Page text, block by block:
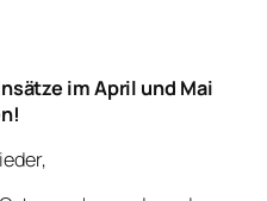
im April und Mai